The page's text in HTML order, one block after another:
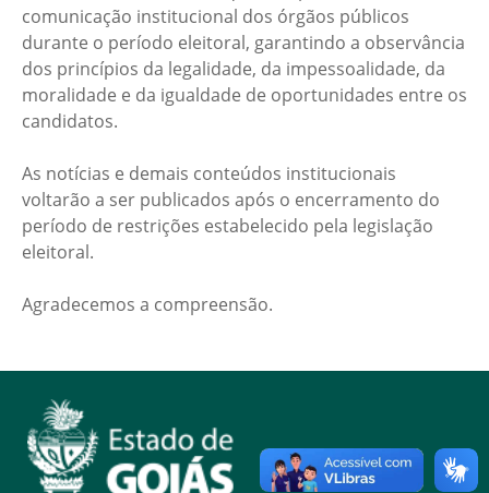
comunicação institucional dos órgãos públicos
durante o período eleitoral, garantindo a observância
dos princípios da legalidade, da impessoalidade, da
moralidade e da igualdade de oportunidades entre os
candidatos.
As notícias e demais conteúdos institucionais
voltarão a ser publicados após o encerramento do
período de restrições estabelecido pela legislação
eleitoral.
Agradecemos a compreensão.